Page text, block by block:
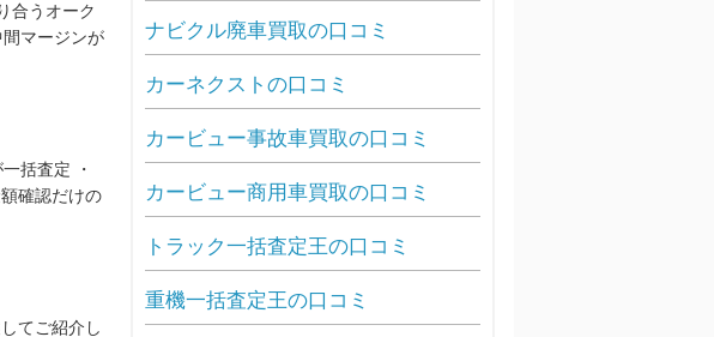
合うオーク
マージンが
括査定 ・
確認だけの
てご紹介し
ナビクル廃車買取の口コミ
カーネクストの口コミ
カービュー事故車買取の口コミ
カービュー商用車買取の口コミ
トラック一括査定王の口コミ
重機一括査定王の口コミ